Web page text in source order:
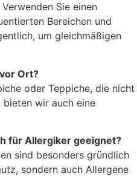
Sie einen
Bereichen und
um gleichmäßigen
Ort?
oder Teppiche, die nicht
wir auch eine
für Allergiker geeignet?
sind besonders gründlich
sondern auch Allergene